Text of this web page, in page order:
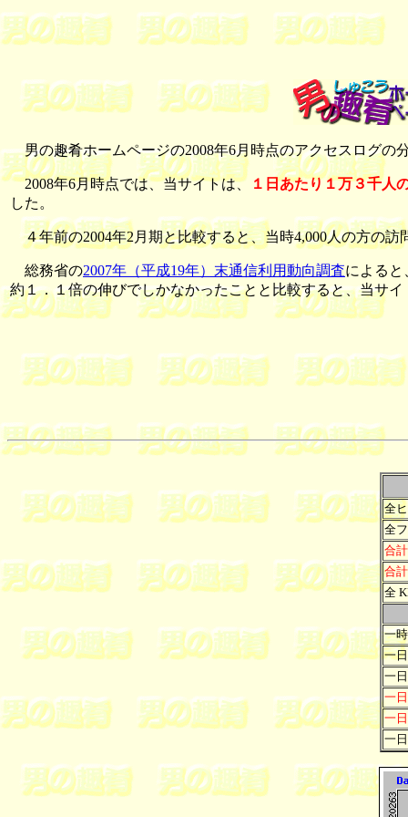
男の趣肴ホームページの2008年6月時点のアクセスログの
2008年6月時点では、当サイトは、 １日あたり１万３千人
した。
４年前の2004年2月期と比較すると、当時4,000人の方の訪
総務省の2007年（平成19年）末通信利用動向調査によると
約１．１倍の伸びでしかなかったことと比較すると、当サ
全
全
合
合
全
一
一
一
一
一
一